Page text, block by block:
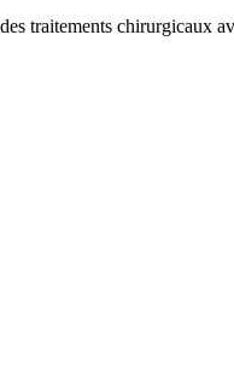
traitements chirurgicaux